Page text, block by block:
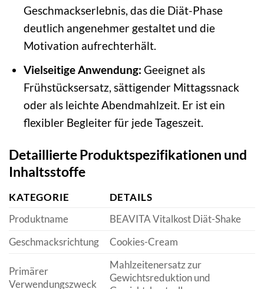
Geschmackserlebnis, das die Diät-Phase
deutlich angenehmer gestaltet und die
Motivation aufrechterhält.
Vielseitige Anwendung: Geeignet als
Frühstücksersatz, sättigender Mittagssnack
oder als leichte Abendmahlzeit. Er ist ein
flexibler Begleiter für jede Tageszeit.
Detaillierte Produktspezifikationen und
Inhaltsstoffe
KATEGORIE
DETAILS
Produktname
BEAVITA Vitalkost Diät-Shake
Geschmacksrichtung
Cookies-Cream
Primärer
Verwendungszweck
Mahlzeitenersatz zur
Gewichtsreduktion und